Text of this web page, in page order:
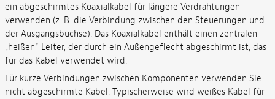
ein abgeschirmtes Koaxialkabel für längere Verdrahtungen
verwenden (z. B. die Verbindung zwischen den Steuerungen und
der Ausgangsbuchse). Das Koaxialkabel enthält einen zentralen
„heißen“ Leiter, der durch ein Außengeflecht abgeschirmt ist, das
für das Kabel verwendet wird.
Für kurze Verbindungen zwischen Komponenten verwenden Sie
nicht abgeschirmte Kabel. Typischerweise wird weißes Kabel für